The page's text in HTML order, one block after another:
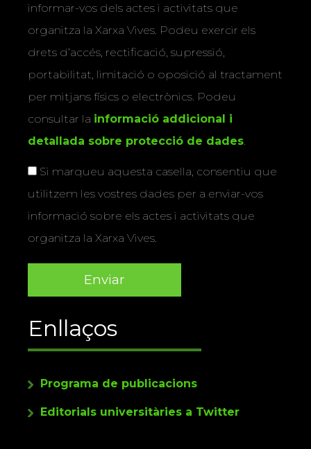
informar-vos dels actes i activitats que
organitza la Xarxa Vives. Podeu exercir els
drets d’accés, rectificació, supressió,
portabilitat, limitació o oposició al tractament
per mitjans físics o electrònics. Podeu
consultar la informació addicional i
detallada sobre protecció de dades.
Si marqueu aquesta casella, consentiu que
utilitzem les vostres dades per a enviar-vos
informació sobre els actes i activitats que
organitza la Xarxa Vives.
Enllaços
Programa de publicacions
Editorials universitàries a Twitter